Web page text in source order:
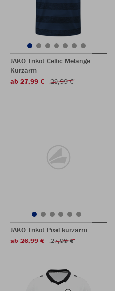
JAKO Trikot Celtic Melange
Kurzarm
ab 27,99 €
29,99 €
JAKO Trikot Pixel kurzarm
ab 26,99 €
27,99 €